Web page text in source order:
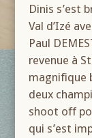
Dinis s’est
Val d’Izé
Paul
revenue à
magnifique
deux
shoot off
qui s’est